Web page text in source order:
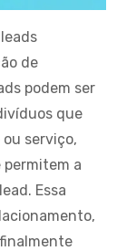
de
podem ser
que
serviço,
a
Essa